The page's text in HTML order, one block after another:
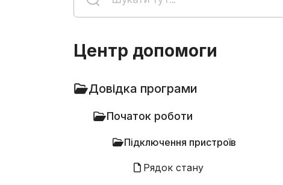
Центр допомоги
Довідка програми
Початок роботи
Підключення пристроїв
Рядок стану